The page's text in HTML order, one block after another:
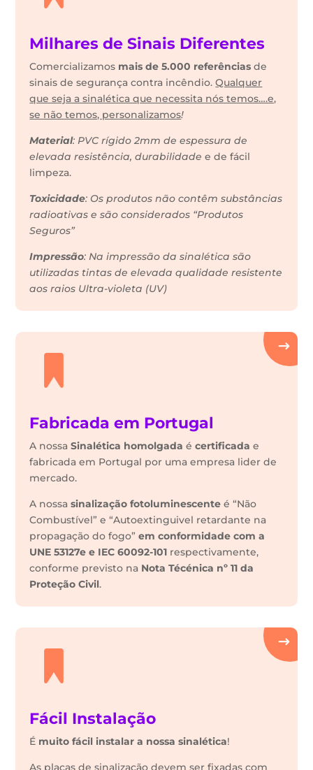
Milhares de Sinais Diferentes
Comercializamos mais de 5.000 referências de
sinais de segurança contra incêndio.Qualquer
que seja a sinalética que necessita nós temos….e,
se não temos, personalizamos!
Material: PVC rígido 2mm de espessura de
elevada resistência, durabilidadee de fácil
limpeza.
Toxicidade: Os produtos não contêm substâncias
radioativas e são considerados “Produtos
Seguros”
Impressão: Na impressão da sinalética são
utilizadas tintas de elevada qualidade resistente
aos raios Ultra-violeta (UV)
Fabricada em Portugal
A nossaSinalética homolgada écertificada e
fabricada em Portugal por uma empresa lider de
mercado.
A nossasinalização fotoluminescente é “Não
Combustível” e “Autoextinguivel retardante na
propagação do fogo”em conformidade com a
UNE 53127e e IEC 60092-101 respectivamente,
conforme previsto na Nota Técénica nº 11 da
Proteção Civil.
Fácil Instalação
É muito fácil instalar a nossa sinalética!
As placas de sinalização devem ser fixadas com